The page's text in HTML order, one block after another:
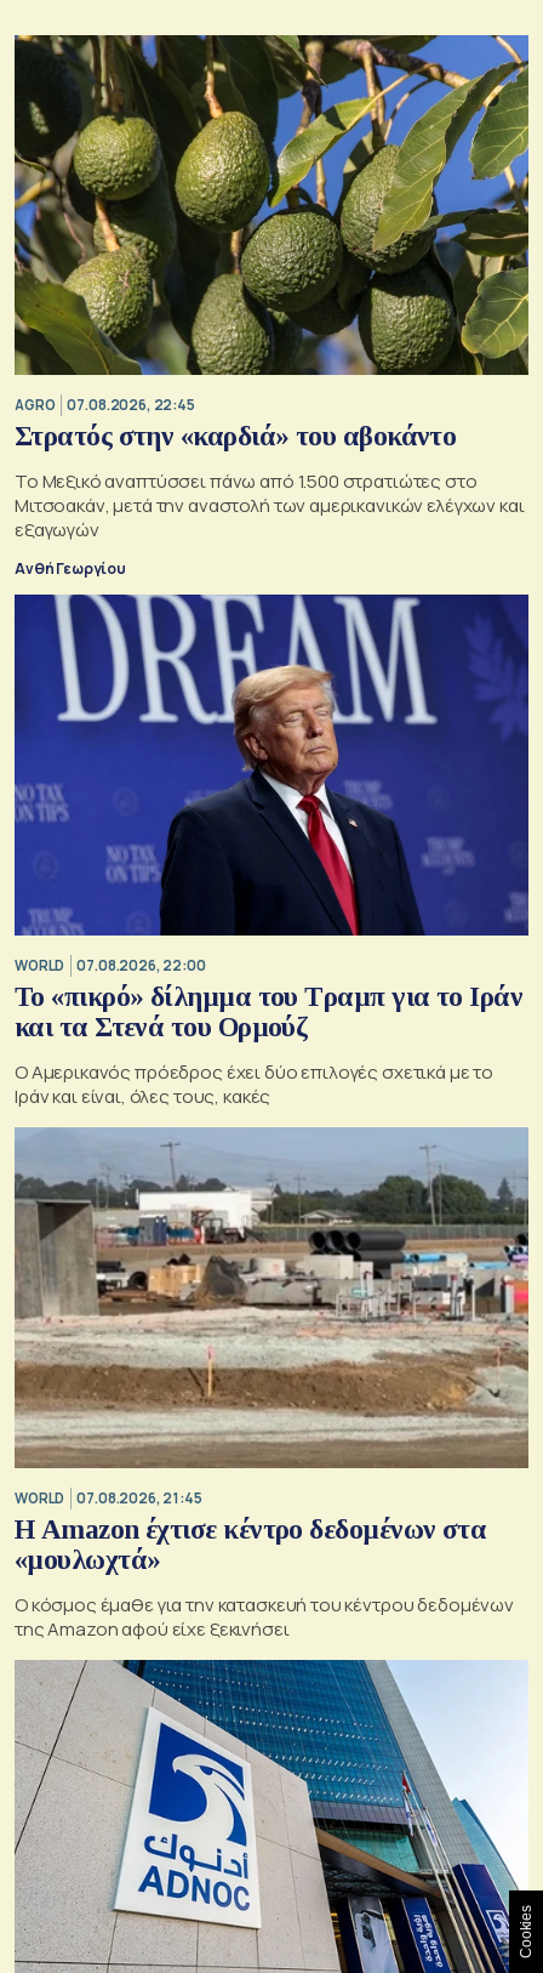
AGRO 07.08.2026, 22:45
Στρατός στην «καρδιά» του αβοκάντο
Το Μεξικό αναπτύσσει πάνω από 1.500 στρατιώτες στο
Μιτσοακάν, μετά την αναστολή των αμερικανικών ελέγχων και
εξαγωγών
Ανθή Γεωργίου
WORLD 07.08.2026, 22:00
Το «πικρό» δίλημμα του Τραμπ για το Ιράν
και τα Στενά του Ορμούζ
Ο Αμερικανός πρόεδρος έχει δύο επιλογές σχετικά με το
Ιράν και είναι, όλες τους, κακές
WORLD 07.08.2026, 21:45
Η Amazon έχτισε κέντρο δεδομένων στα
«μουλωχτά»
Ο κόσμος έμαθε για την κατασκευή του κέντρου δεδομένων
της Amazon αφού είχε ξεκινήσει
Cookies